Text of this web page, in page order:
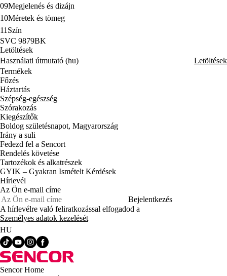
09Megjelenés és dizájn
10Méretek és tömeg
11 Szín
SVC 9879BK
Letöltések
Használati útmutató (hu)
Letöltések
Termékek
Főzés
Háztartás
Szépség-egészség
Szórakozás
Kiegészítők
Boldog születésnapot, Magyarország
Irány a suli
Fedezd fel a Sencort
Rendelés követése
Tartozékok és alkatrészek
GYIK – Gyakran Ismételt Kérdések
Hírlevél
Az Ön e-mail címe
Bejelentkezés
A hírlevélre való feliratkozással elfogadod a
Személyes adatok kezelését
HU
Sencor Home